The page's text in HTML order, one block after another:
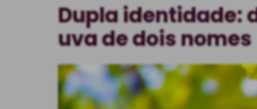
Dupla identidade:
uva de dois nomes